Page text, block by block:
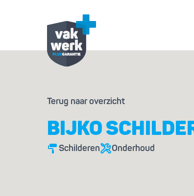
Terug naar overzicht
BIJKO
Schilderen Onderhoud